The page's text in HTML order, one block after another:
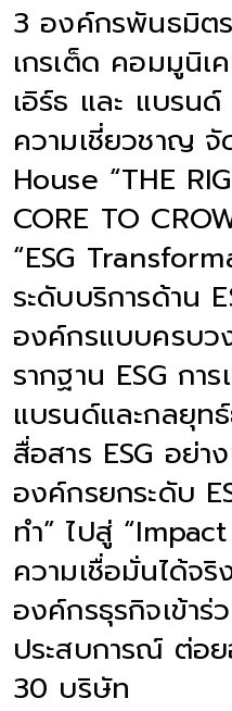
3 องค์กรพันธมิต
เกรเต็ด คอมมูนิ
เอิร์ธ และ แบรน
ความเชี่ยวชาญ
House “THE
CORE TO
“ESG
ระดับบริการด้าน
องค์กรแบบครบว
รากฐาน ESG กา
แบรนด์และกลยุท
สื่อสาร ESG อย่า
องค์กรยกระดับ
ทำ” ไปสู่
ความเชื่อมั่นได้จ
องค์กรธุรกิจเข้าร่
ประสบการณ์ ต่อ
30 บริษัท